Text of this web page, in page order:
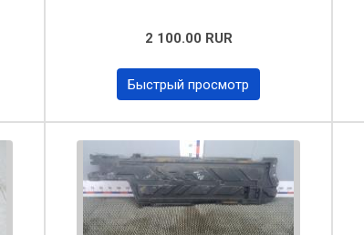
2 100.00 RUR
Быстрый просмотр